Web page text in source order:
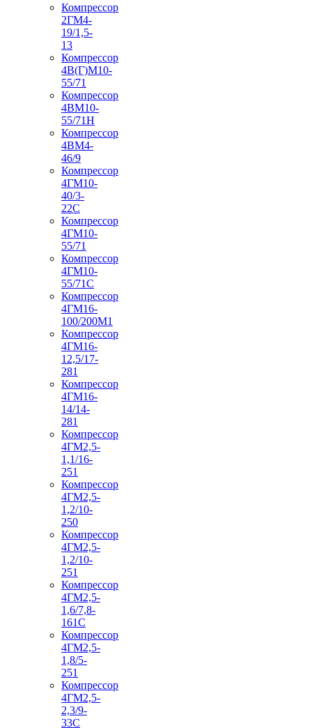
Компрессор
2ГМ4-
19/1,5-
13
Компрессор
4В(Г)М10-
55/71
Компрессор
4ВМ10-
55/71Н
Компрессор
4ВМ4-
46/9
Компрессор
4ГМ10-
40/3-
22С
Компрессор
4ГМ10-
55/71
Компрессор
4ГМ10-
55/71С
Компрессор
4ГМ16-
100/200М1
Компрессор
4ГМ16-
12,5/17-
281
Компрессор
4ГМ16-
14/14-
281
Компрессор
4ГМ2,5-
1,1/16-
251
Компрессор
4ГМ2,5-
1,2/10-
250
Компрессор
4ГМ2,5-
1,2/10-
251
Компрессор
4ГМ2,5-
1,6/7,8-
161С
Компрессор
4ГМ2,5-
1,8/5-
251
Компрессор
4ГМ2,5-
2,3/9-
33С